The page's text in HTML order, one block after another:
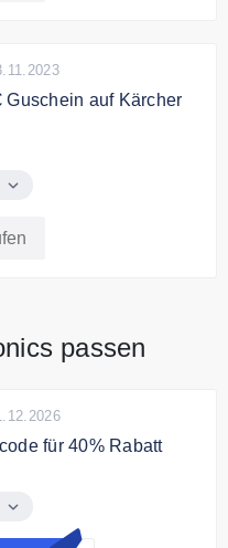
Guschein auf Kärcher
oder
zurück.
passen
für 40% Rabatt
40% Rabatt auf